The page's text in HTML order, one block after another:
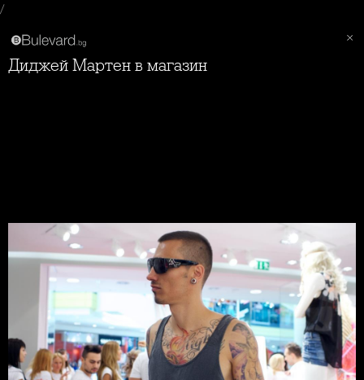
/
Диджей Мартен в магазин